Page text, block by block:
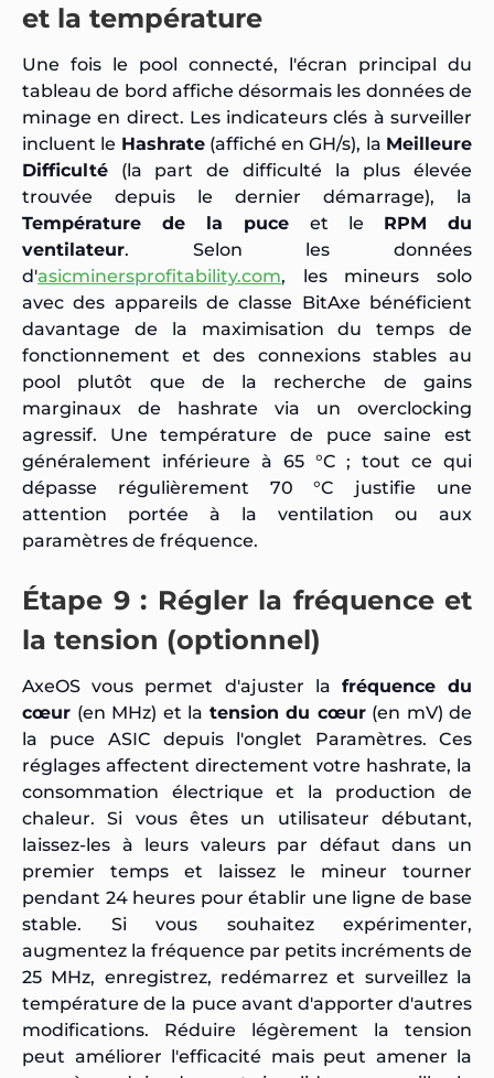
et la température
Une fois le pool connecté, l'écran principal du
tableau de bord affiche désormais les données de
minage en direct. Les indicateurs clés à surveiller
incluent le Hashrate(affiché en GH/s), la Meilleure
Difficulté (la part de difficulté la plus élevée
trouvée depuis le dernier démarrage), la
Température de la puce et le RPM du
ventilateur. Selon les données
d'asicminersprofitability.com, les mineurs solo
avec des appareils de classe BitAxe bénéficient
davantage de la maximisation du temps de
fonctionnement et des connexions stables au
pool plutôt que de la recherche de gains
marginaux de hashrate via un overclocking
agressif. Une température de puce saine est
généralement inférieure à 65 °C ; tout ce qui
dépasse régulièrement 70 °C justifie une
attention portée à la ventilation ou aux
paramètres de fréquence.
Étape 9 : Régler la fréquence et
la tension (optionnel)
AxeOS vous permet d'ajuster la fréquence du
cœur (en MHz) et la tension du cœur(en mV) de
la puce ASIC depuis l'onglet Paramètres. Ces
réglages affectent directement votre hashrate, la
consommation électrique et la production de
chaleur. Si vous êtes un utilisateur débutant,
laissez-les à leurs valeurs par défaut dans un
premier temps et laissez le mineur tourner
pendant 24 heures pour établir une ligne de base
stable. Si vous souhaitez expérimenter,
augmentez la fréquence par petits incréments de
25 MHz, enregistrez, redémarrez et surveillez la
température de la puce avant d'apporter d'autres
modifications. Réduire légèrement la tension
peut améliorer l'efficacité mais peut amener la